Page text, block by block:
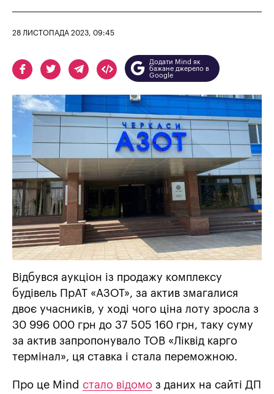
28 ЛИСТОПАДА 2023, 09:45
Додати Mind як
бажане джерело в
Google
Відбувся аукціон із продажу комплексу
будівель ПрАТ «АЗОТ», за актив змагалися
двоє учасників, у ході чого ціна лоту зросла з
30 996 000 грн до 37 505 160 грн, таку суму
за актив запропонувало ТОВ «Ліквід карго
термінал», ця ставка і стала переможною.
Про це Mind стало відомо з даних на сайті ДП